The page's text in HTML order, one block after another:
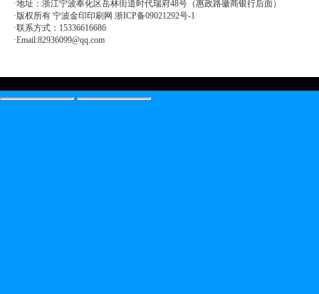
·地址：浙江宁波奉化区岳林街道时代瑞府48号（惠政路徽商银行后面）
·版权所有 宁波金印印刷网 浙ICP备09021292号-1
·联系方式：15336616686
·Email:82936099@qq.com